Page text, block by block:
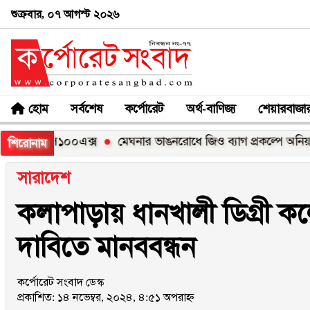
শুক্রবার, ০৭ আগস্ট ২০২৬
হোম সর্বশেষ কর্পোরেট অর্থ-বাণিজ্য
শিরোনাম
সি১০০এক্স মেঘনার ভাঙনরোধে জিও ব্যাগ প্রকল্পে অনিয়মের
সারাদেশ
কলাপাড়ায় ধানখালী ডিগ্রী
দাবিতে মানববন্ধন
কর্পোরেট সংবাদ ডেস্ক
প্রকাশিত: ১৪ নভেম্বর, ২০২৪, ৪:৫১ অপরাহ্ন